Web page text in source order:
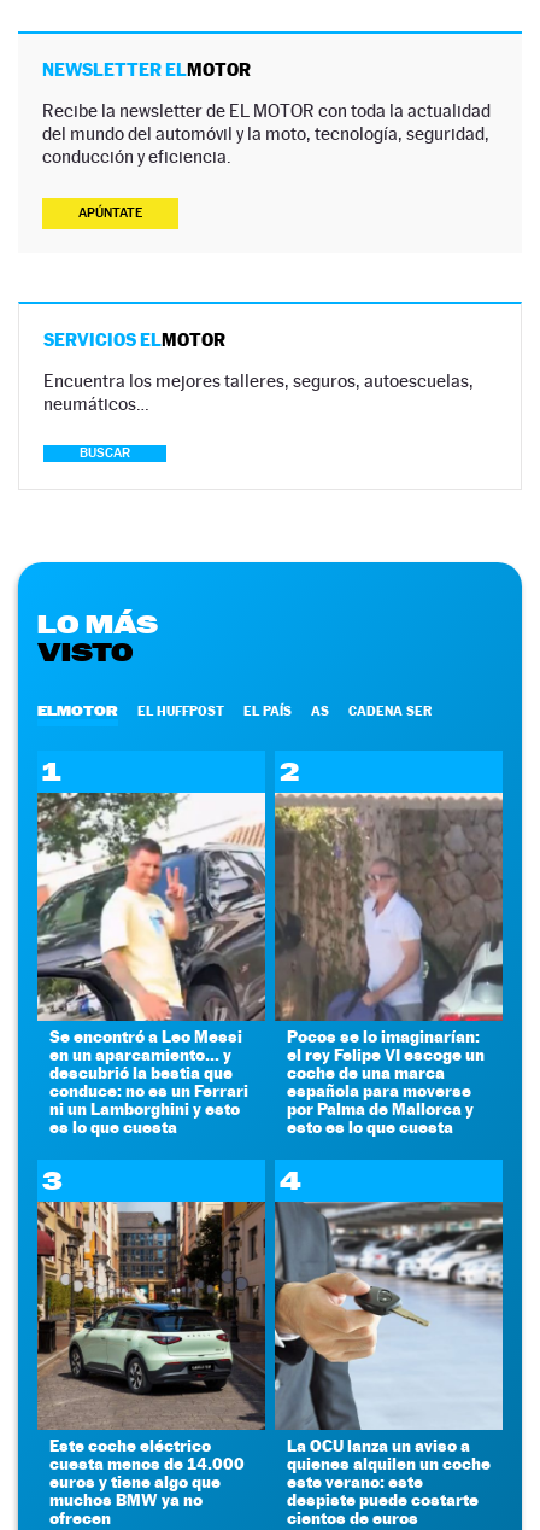
NEWSLETTER ELMOTOR
Recibe la newsletter de EL MOTOR con toda la actualidad
del mundo del automóvil y la moto, tecnología, seguridad,
conducción y eficiencia.
APÚNTATE
SERVICIOS ELMOTOR
Encuentra los mejores talleres, seguros, autoescuelas,
neumáticos…
BUSCAR
LO MÁS
VISTO
ELMOTOR EL HUFFPOST EL PAÍS AS CADENA SER
1
Se encontró a Leo Messi
en un aparcamiento... y
descubrió la bestia que
conduce: no es un Ferrari
ni un Lamborghini y esto
es lo que cuesta
2
Pocos se lo imaginarían:
el rey Felipe VI escoge un
coche de una marca
española para moverse
por Palma de Mallorca y
esto es lo que cuesta
3
Este coche eléctrico
cuesta menos de 14.000
euros y tiene algo que
muchos BMW ya no
ofrecen
4
La OCU lanza un aviso a
quienes alquilen un coche
este verano: este
despiste puede costarte
cientos de euros